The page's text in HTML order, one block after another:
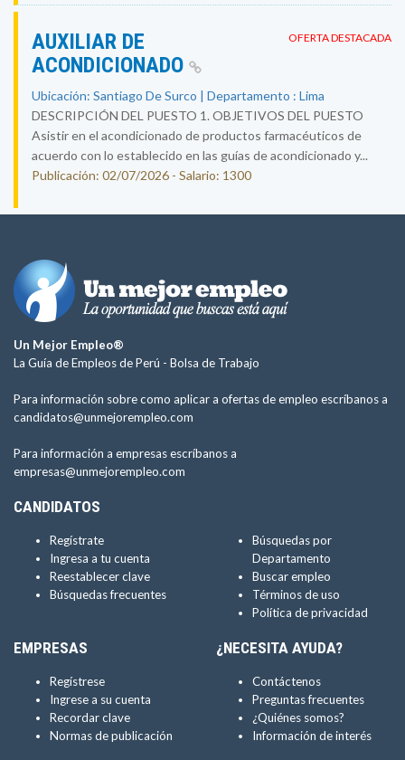
OFERTA DESTACADA
AUXILIAR DE
ACONDICIONADO
Ubicación: Santiago De Surco | Departamento : Lima
DESCRIPCIÓN DEL PUESTO 1. OBJETIVOS DEL PUESTO
Asistir en el acondicionado de productos farmacéuticos de
acuerdo con lo establecido en las guías de acondicionado y...
Publicación: 02/07/2026 - Salario: 1300
Un Mejor Empleo®
La Guía de Empleos de Perú - Bolsa de Trabajo
Para información sobre como aplicar a ofertas de empleo escríbanos a
candidatos@unmejorempleo.com
Para información a empresas escríbanos a
empresas@unmejorempleo.com
CANDIDATOS
Regístrate
Ingresa a tu cuenta
Reestablecer clave
Búsquedas frecuentes
Búsquedas por
Departamento
Buscar empleo
Términos de uso
Política de privacidad
EMPRESAS
Regístrese
Ingrese a su cuenta
Recordar clave
Normas de publicación
¿NECESITA AYUDA?
Contáctenos
Preguntas frecuentes
¿Quiénes somos?
Información de interés